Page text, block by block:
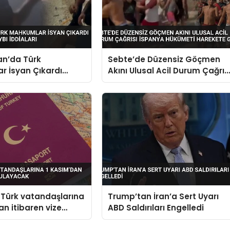
Türk
İsyan Çıkardı
Can Kaybı İddiaları
Sebte’de Düzensiz Göçmen
Akını Ulusal Acil Durum
İspanya Hükümeti Harekete
Geçti
vatandaşlarına
itibaren vize
Trump’tan İran’a Sert Uyarı
ABD Saldırıları Engelledi